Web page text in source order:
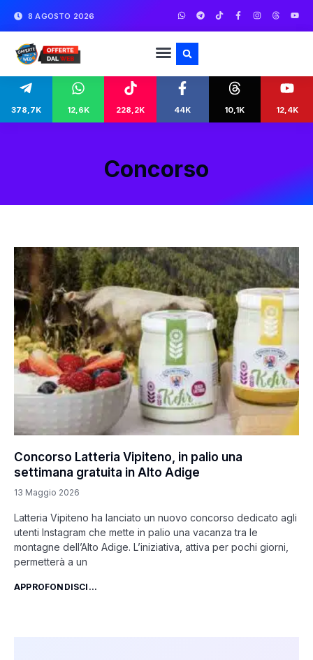
8 AGOSTO 2026
378,7K 12,6K 228,2K 44K 10,1K 12,4K
Concorso
Concorso Latteria Vipiteno, in palio una
settimana gratuita in Alto Adige
13 Maggio 2026
Latteria Vipiteno ha lanciato un nuovo concorso dedicato agli
utenti Instagram che mette in palio una vacanza tra le
montagne dell’Alto Adige. L’iniziativa, attiva per pochi giorni,
permetterà a un
APPROFONDISCI...